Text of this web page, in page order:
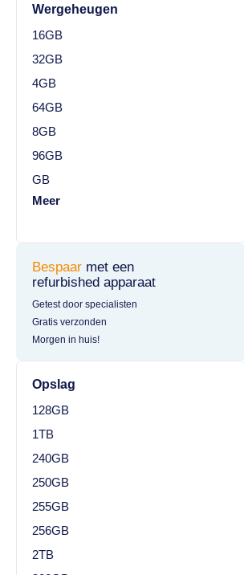
Wergeheugen
16GB
32GB
4GB
64GB
8GB
96GB
GB
Meer
Bespaar met een
refurbished apparaat
Getest door specialisten
Gratis verzonden
Morgen in huis!
Opslag
128GB
1TB
240GB
250GB
255GB
256GB
2TB